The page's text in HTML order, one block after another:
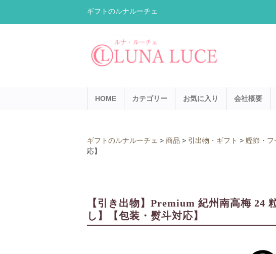
ギフトのルナルーチェ
HOME カテゴリー お気に入り 会社概要
ギフトのルナルーチェ > 商品 > 引出物・ギフト > 鰹節・フ
応】
【引き出物】Premium 紀州南高梅
し】【包装・熨斗対応】